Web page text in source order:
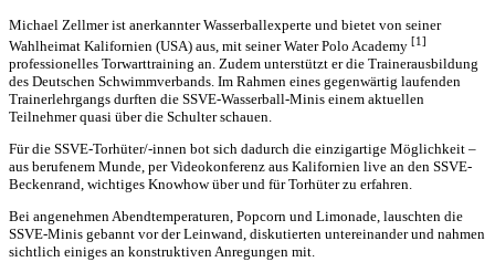
Michael Zellmer ist anerkannter Wasserballexperte und bietet von seiner
Wahlheimat Kalifornien (USA) aus, mit seiner Water Polo Academy [1]
professionelles Torwarttraining an. Zudem unterstützt er die Trainerausbildung
des Deutschen Schwimmverbands. Im Rahmen eines gegenwärtig laufenden
Trainerlehrgangs durften die SSVE-Wasserball-Minis einem aktuellen
Teilnehmer quasi über die Schulter schauen.
Für die SSVE-Torhüter/-innen bot sich dadurch die einzigartige Möglichkeit –
aus berufenem Munde, per Videokonferenz aus Kalifornien live an den SSVE-
Beckenrand, wichtiges Knowhow über und für Torhüter zu erfahren.
Bei angenehmen Abendtemperaturen, Popcorn und Limonade, lauschten die
SSVE-Minis gebannt vor der Leinwand, diskutierten untereinander und nahmen
sichtlich einiges an konstruktiven Anregungen mit.